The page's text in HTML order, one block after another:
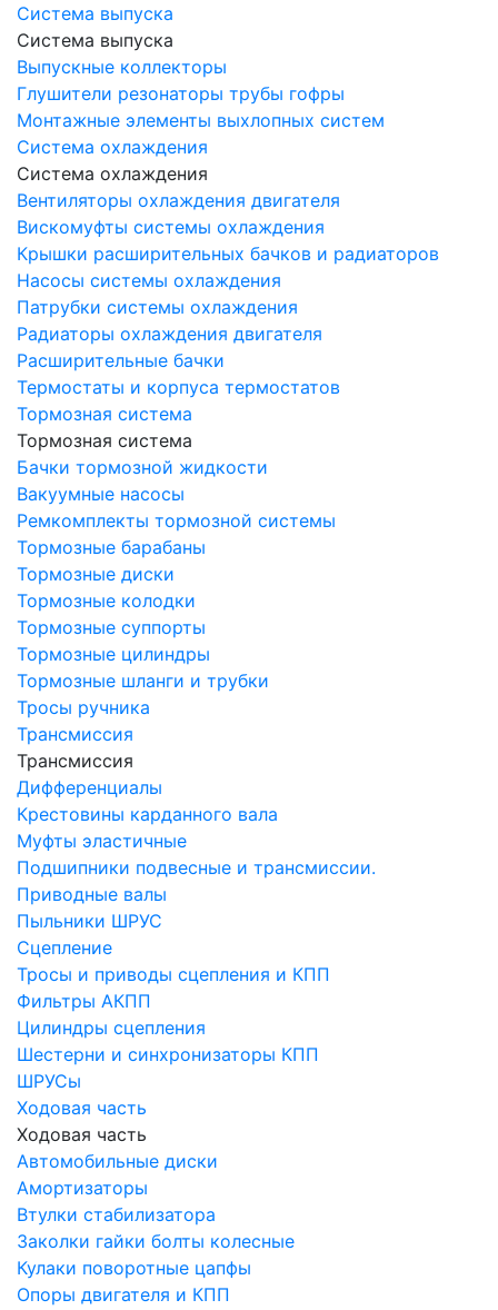
Система выпуска
Система выпуска
Выпускные коллекторы
Глушители резонаторы трубы гофры
Монтажные элементы выхлопных систем
Система охлаждения
Система охлаждения
Вентиляторы охлаждения двигателя
Вискомуфты системы охлаждения
Крышки расширительных бачков и радиаторов
Насосы системы охлаждения
Патрубки системы охлаждения
Радиаторы охлаждения двигателя
Расширительные бачки
Термостаты и корпуса термостатов
Тормозная система
Тормозная система
Бачки тормозной жидкости
Вакуумные насосы
Ремкомплекты тормозной системы
Тормозные барабаны
Тормозные диски
Тормозные колодки
Тормозные суппорты
Тормозные цилиндры
Тормозные шланги и трубки
Тросы ручника
Трансмиссия
Трансмиссия
Дифференциалы
Крестовины карданного вала
Муфты эластичные
Подшипники подвесные и трансмиссии.
Приводные валы
Пыльники ШРУС
Сцепление
Тросы и приводы сцепления и КПП
Фильтры АКПП
Цилиндры сцепления
Шестерни и синхронизаторы КПП
ШРУСы
Ходовая часть
Ходовая часть
Автомобильные диски
Амортизаторы
Втулки стабилизатора
Заколки гайки болты колесные
Кулаки поворотные цапфы
Опоры двигателя и КПП